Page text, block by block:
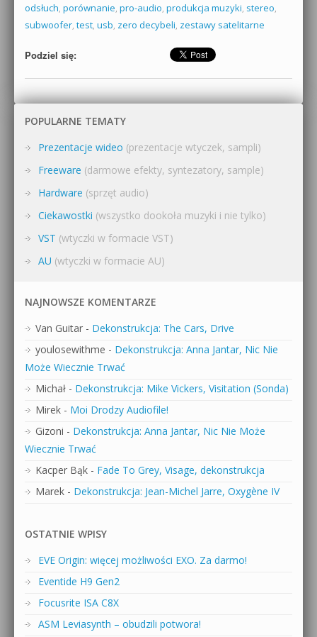
odsłuch, porównanie, pro-audio, produkcja muzyki, stereo,
subwoofer, test, usb, zero decybeli, zestawy satelitarne
Podziel się:
POPULARNE TEMATY
Prezentacje wideo (prezentacje wtyczek, sampli)
Freeware (darmowe efekty, syntezatory, sample)
Hardware (sprzęt audio)
Ciekawostki (wszystko dookoła muzyki i nie tylko)
VST (wtyczki w formacie VST)
AU (wtyczki w formacie AU)
NAJNOWSZE KOMENTARZE
Van Guitar - Dekonstrukcja: The Cars, Drive
youlosewithme - Dekonstrukcja: Anna Jantar, Nic Nie
Może Wiecznie Trwać
Michał - Dekonstrukcja: Mike Vickers, Visitation (Sonda)
Mirek - Moi Drodzy Audiofile!
Gizoni - Dekonstrukcja: Anna Jantar, Nic Nie Może
Wiecznie Trwać
Kacper Bąk - Fade To Grey, Visage, dekonstrukcja
Marek - Dekonstrukcja: Jean-Michel Jarre, Oxygène IV
OSTATNIE WPISY
EVE Origin: więcej możliwości EXO. Za darmo!
Eventide H9 Gen2
Focusrite ISA C8X
ASM Leviasynth – obudzili potwora!